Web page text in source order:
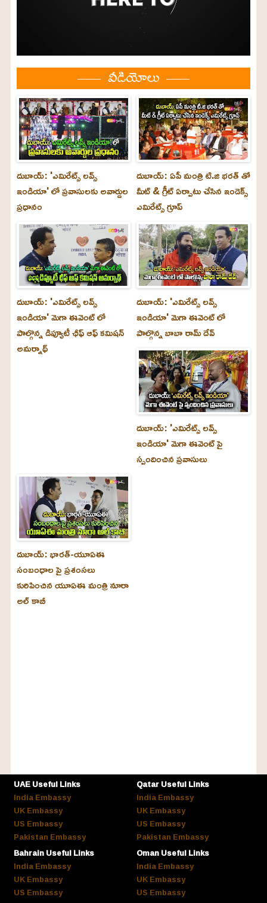
వీడియోలు
దుబాయ్: 'ఎమిరేట్స్ లవ్స్
ఇండియా' లో ప్రవాసులకు అవార్డుల
ప్రధానం
దుబాయ్: ఏపీ మంత్రి టి.జి భరత్ తో
మీట్ & గ్రీట్ ఏర్పాటు చేసిన ఇండెక్స్
ఎమిరేట్స్ గ్రూప్
దుబాయ్‌: 'ఎమిరేట్స్ లవ్స్
ఇండియా' మెగా ఈవెంట్ లో
పాల్గొన్న డిప్యూటీ ఛీఫ్ ఆఫ్ కమిషన్
అమర్నాథ్
దుబాయ్‌: 'ఎమిరేట్స్ లవ్స్
ఇండియా' మెగా ఈవెంట్ లో
పాల్గొన్న బాబా రామ్ దేవ్
దుబాయ్‌: 'ఎమిరేట్స్ లవ్స్
ఇండియా' మెగా ఈవెంట్ పై
స్పందించిన ప్రవాసులు
దుబాయ్‌: భారత్-యూఏఈ
సంబంధాల పై ప్రశంసలు
కురిపించిన యూఏఈ మంత్రి నూరా
అల్‌ కాబీ
UAE Useful Links
India Embassy
UK Embassy
US Embassy
Pakistan Embassy
Qatar Useful Links
India Embassy
UK Embassy
US Embassy
Pakistan Embassy
Bahrain Useful Links
India Embassy
UK Embassy
US Embassy
Oman Useful Links
India Embassy
UK Embassy
US Embassy